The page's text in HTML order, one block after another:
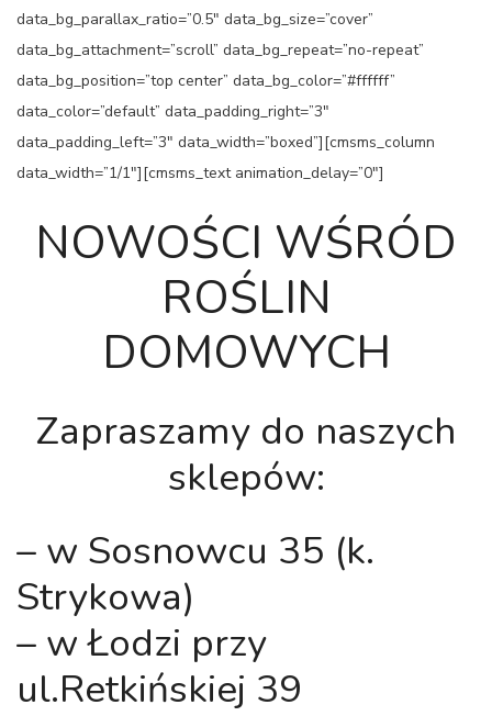
data_bg_parallax_ratio=”0.5″ data_bg_size=”cover”
data_bg_attachment=”scroll” data_bg_repeat=”no-repeat”
data_bg_position=”top center” data_bg_color=”#ffffff”
data_color=”default” data_padding_right=”3″
data_padding_left=”3″ data_width=”boxed”][cmsms_column
data_width=”1/1″][cmsms_text animation_delay=”0″]
NOWOŚCI WŚRÓD
ROŚLIN
DOMOWYCH
Zapraszamy do naszych
sklepów:
– w Sosnowcu 35 (k.
Strykowa)
– w Łodzi przy
ul.Retkińskiej 39